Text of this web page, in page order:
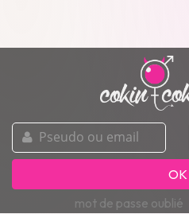
pseudo
ou
email
OK
mot de passe oublié